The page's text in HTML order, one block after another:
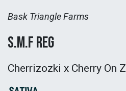
Bask Triangle Farms
S.M.F Reg
Cherrizozki x Cherry On Z